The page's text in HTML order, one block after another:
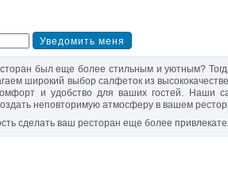
был еще более стильным и уютным?
широкий выбор салфеток из
и удобство для ваших гостей. Наши
неповторимую атмосферу в вашем
сделать ваш ресторан еще более